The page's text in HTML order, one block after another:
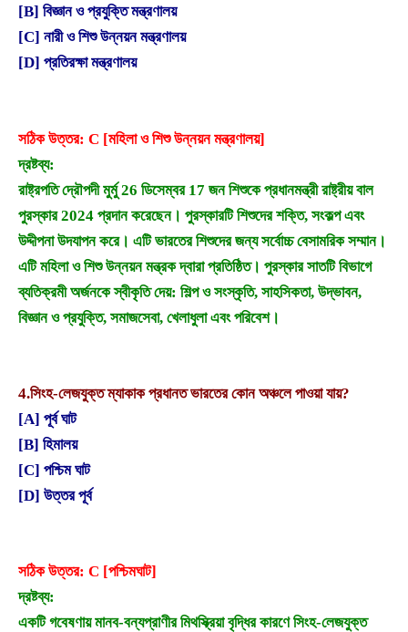
[B] বিজ্ঞান ও প্রযুক্তি মন্ত্রণালয়
[C] নারী ও শিশু উন্নয়ন মন্ত্রণালয়
[D] প্রতিরক্ষা মন্ত্রণালয়
সঠিক উত্তর: C [মহিলা ও শিশু উন্নয়ন মন্ত্রণালয়]
দ্রষ্টব্য:
রাষ্ট্রপতি দ্রৌপদী মুর্মু 26 ডিসেম্বর 17 জন শিশুকে প্রধানমন্ত্রী রাষ্ট্রীয় বাল
পুরস্কার 2024 প্রদান করেছেন। পুরস্কারটি শিশুদের শক্তি, সংকল্প এবং
উদ্দীপনা উদযাপন করে। এটি ভারতের শিশুদের জন্য সর্বোচ্চ বেসামরিক সম্মান।
এটি মহিলা ও শিশু উন্নয়ন মন্ত্রক দ্বারা প্রতিষ্ঠিত। পুরস্কার সাতটি বিভাগে
ব্যতিক্রমী অর্জনকে স্বীকৃতি দেয়: শিল্প ও সংস্কৃতি, সাহসিকতা, উদ্ভাবন,
বিজ্ঞান ও প্রযুক্তি, সমাজসেবা, খেলাধুলা এবং পরিবেশ।
4.সিংহ-লেজযুক্ত ম্যাকাক প্রধানত ভারতের কোন অঞ্চলে পাওয়া যায়?
[A] পূর্ব ঘাট
[B] হিমালয়
[C] পশ্চিম ঘাট
[D] উত্তর পূর্ব
সঠিক উত্তর: C [পশ্চিমঘাট]
দ্রষ্টব্য:
একটি গবেষণায় মানব-বন্যপ্রাণীর মিথস্ক্রিয়া বৃদ্ধির কারণে সিংহ-লেজযুক্ত